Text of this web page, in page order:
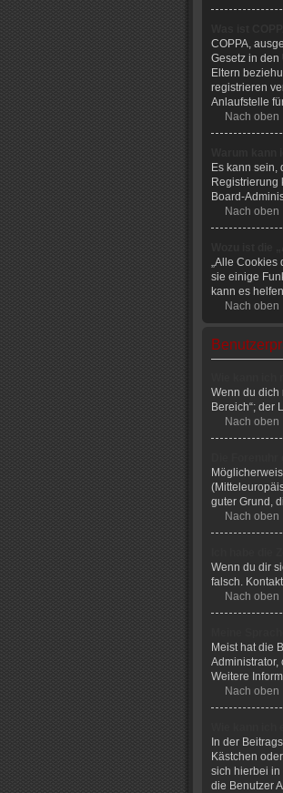
COPPA,
Gesetz in
Eltern
registrieren
Anlaufstelle
Nach oben
Es kann sein,
Registrierung
Board-
Nach oben
„Alle Cookies
sie einige
kann es
Nach oben
Wenn du dich
Bereich“; der
Nach oben
guter Grund,
Nach oben
Wenn du dir
falsch.
Nach oben
Meist hat die
Administrator,
Weitere
Nach oben
In der
Kästchen
sich hierbei in
die Benutzer